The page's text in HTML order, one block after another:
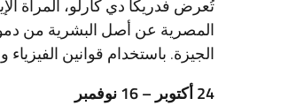
المصرية عن أصل البشرية من
الجيزة. باستخدام قوانين
24 أكتوبر – 16 نوفمبر